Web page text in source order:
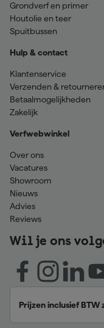
Grondverf en primer
Houtolie en teer
Spuitbussen
Hulp & contact
Klantenservice
Verzenden &
Betaalmogelijkheden
Zakelijk
Verfwebwinkel
Over ons
Vacatures
Showroom
Nieuws
Advies
Reviews
Wil je ons
Prijzen inclusief BTW